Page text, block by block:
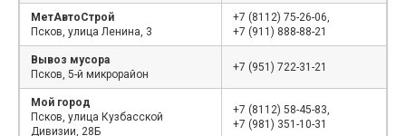
МетАвтоСтрой
Псков, улица Ленина, 3
+7 (8112) 75-26-06,
+7 (911) 888-88-21
Вывоз мусора
Псков, 5-й микрорайон
+7 (951) 722-31-21
Мой город
Псков, улица Кузбасской
Дивизии, 28Б
+7 (8112) 58-45-83,
+7 (981) 351-10-31